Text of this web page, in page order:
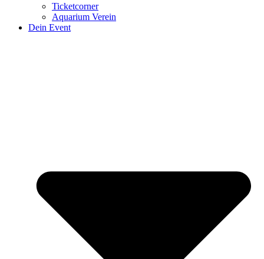
Ticketcorner
Aquarium Verein
Dein Event